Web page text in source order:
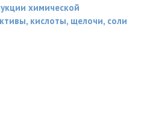
химической
кислоты, щелочи, соли